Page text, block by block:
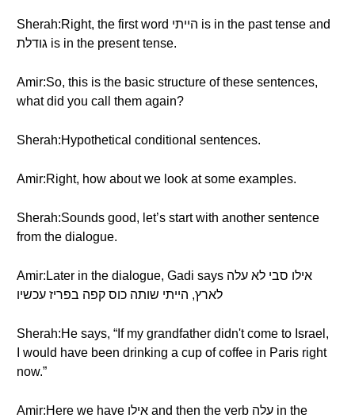
Sherah:Right, the first word הייתי is in the past tense and
גודלת is in the present tense.
Amir:So, this is the basic structure of these sentences,
what did you call them again?
Sherah:Hypothetical conditional sentences.
Amir:Right, how about we look at some examples.
Sherah:Sounds good, let’s start with another sentence
from the dialogue.
Amir:Later in the dialogue, Gadi says אילו סבי לא עלה
לארץ, הייתי שותה כוס קפה בפריז עכשיו
Sherah:He says, “If my grandfather didn't come to Israel,
I would have been drinking a cup of coffee in Paris right
now.”
Amir:Here we have אילו and then the verb עלה in the